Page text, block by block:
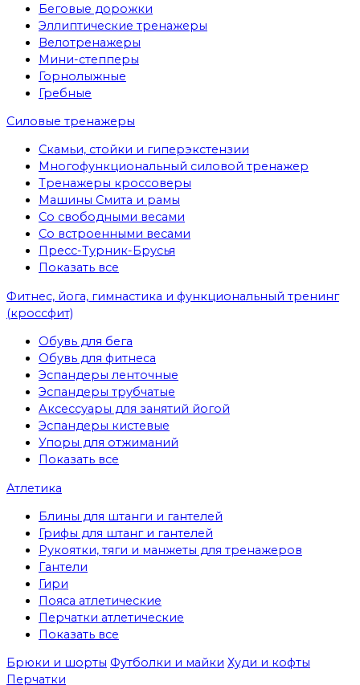
Беговые дорожки
Эллиптические тренажеры
Велотренажеры
Мини-степперы
Горнолыжные
Гребные
Cиловые тренажеры
Скамьи, стойки и гиперэкстензии
Многофункциональный силовой тренажер
Тренажеры кроссоверы
Машины Смита и рамы
Со свободными весами
Со встроенными весами
Пресс-Турник-Брусья
Показать все
Фитнес, йога, гимнастика и функциональный тренинг
(кроссфит)
Обувь для бега
Обувь для фитнеса
Эспандеры ленточные
Эспандеры трубчатые
Аксессуары для занятий йогой
Эспандеры кистевые
Упоры для отжиманий
Показать все
Атлетика
Блины для штанги и гантелей
Грифы для штанг и гантелей
Рукоятки, тяги и манжеты для тренажеров
Гантели
Гири
Пояса атлетические
Перчатки атлетические
Показать все
Брюки и шорты Футболки и майки Худи и кофты
Перчатки